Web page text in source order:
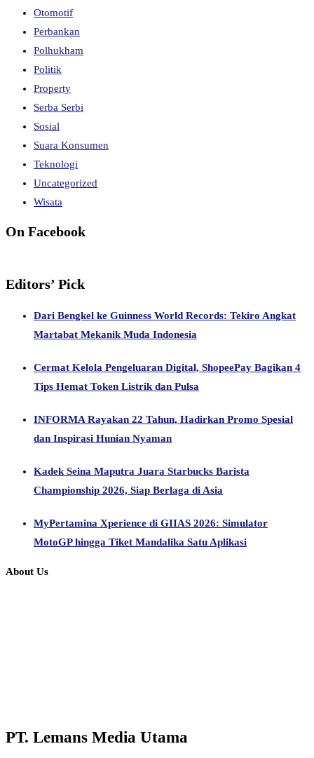
Otomotif
Perbankan
Polhukham
Politik
Property
Serba Serbi
Sosial
Suara Konsumen
Teknologi
Uncategorized
Wisata
On Facebook
Editors’ Pick
Dari Bengkel ke Guinness World Records: Tekiro Angkat
Martabat Mekanik Muda Indonesia
Cermat Kelola Pengeluaran Digital, ShopeePay Bagikan 4
Tips Hemat Token Listrik dan Pulsa
INFORMA Rayakan 22 Tahun, Hadirkan Promo Spesial
dan Inspirasi Hunian Nyaman
Kadek Seina Maputra Juara Starbucks Barista
Championship 2026, Siap Berlaga di Asia
MyPertamina Xperience di GIIAS 2026: Simulator
MotoGP hingga Tiket Mandalika Satu Aplikasi
About Us
PT. Lemans Media Utama